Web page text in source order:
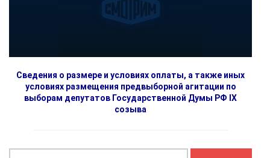
Сведения о размере и условиях оплаты, а также иных
условиях размещения предвыборной агитации по
выборам депутатов Государственной Думы РФ IX
созыва